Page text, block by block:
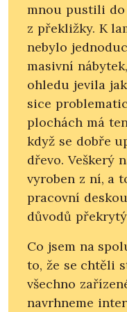
mnou pustili
z překližky. K
nebylo
masivní
ohledu jevila
sice
plochách má
když se dobře
dřevo. Veškerý
vyroben z ní, a
pracovní
důvodů
Co jsem na
to, že se chtěli
všechno
navrhneme